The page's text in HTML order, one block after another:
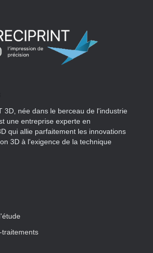
3D, née dans le berceau de l'industrie
une entreprise experte en
qui allie parfaitement les innovations
3D à l'exigence de la technique
traitements